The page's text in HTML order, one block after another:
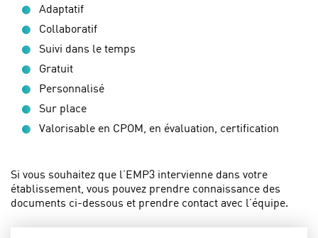
Adaptatif
Collaboratif
Suivi dans le temps
Gratuit
Personnalisé
Sur place
Valorisable en CPOM, en évaluation, certification
Si vous souhaitez que l’EMP3 intervienne dans votre
établissement, vous pouvez prendre connaissance des
documents ci-dessous et prendre contact avec l’équipe.